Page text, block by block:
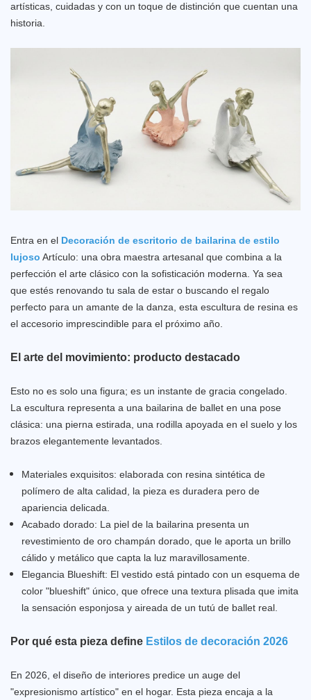
artísticas, cuidadas y con un toque de distinción que cuentan una
historia.
Entra en el Decoración de escritorio de bailarina de estilo
lujoso Artículo: una obra maestra artesanal que combina a la
perfección el arte clásico con la sofisticación moderna. Ya sea
que estés renovando tu sala de estar o buscando el regalo
perfecto para un amante de la danza, esta escultura de resina es
el accesorio imprescindible para el próximo año.
El arte del movimiento: producto destacado
Esto no es solo una figura; es un instante de gracia congelado.
La escultura representa a una bailarina de ballet en una pose
clásica: una pierna estirada, una rodilla apoyada en el suelo y los
brazos elegantemente levantados.
Materiales exquisitos: elaborada con resina sintética de
polímero de alta calidad, la pieza es duradera pero de
apariencia delicada.
Acabado dorado: La piel de la bailarina presenta un
revestimiento de oro champán dorado, que le aporta un brillo
cálido y metálico que capta la luz maravillosamente.
Elegancia Blueshift: El vestido está pintado con un esquema de
color "blueshift" único, que ofrece una textura plisada que imita
la sensación esponjosa y aireada de un tutú de ballet real.
Por qué esta pieza define Estilos de decoración 2026
En 2026, el diseño de interiores predice un auge del
"expresionismo artístico" en el hogar. Esta pieza encaja a la